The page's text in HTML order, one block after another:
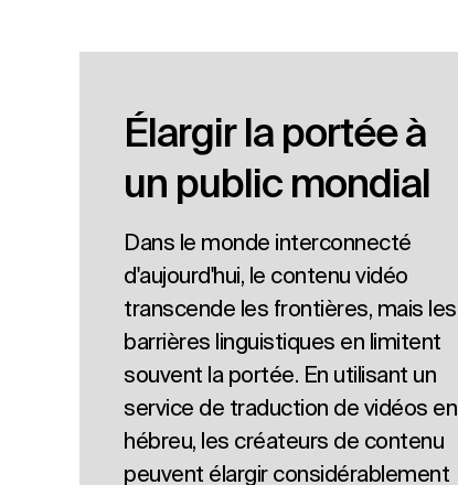
Élargir la portée à
un public mondial
Dans le monde interconnecté
d'aujourd'hui, le contenu vidéo
transcende les frontières, mais les
barrières linguistiques en limitent
souvent la portée. En utilisant un
service de traduction de vidéos en
hébreu, les créateurs de contenu
peuvent élargir considérablement